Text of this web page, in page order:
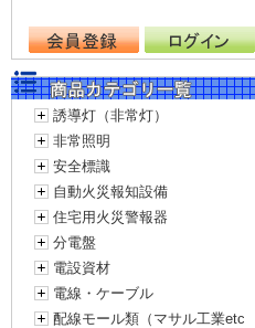
誘導灯（非常灯）
非常照明
安全標識
自動火災報知設備
住宅用火災警報器
分電盤
電設資材
電線・ケーブル
配線モール類（マサル工業etc